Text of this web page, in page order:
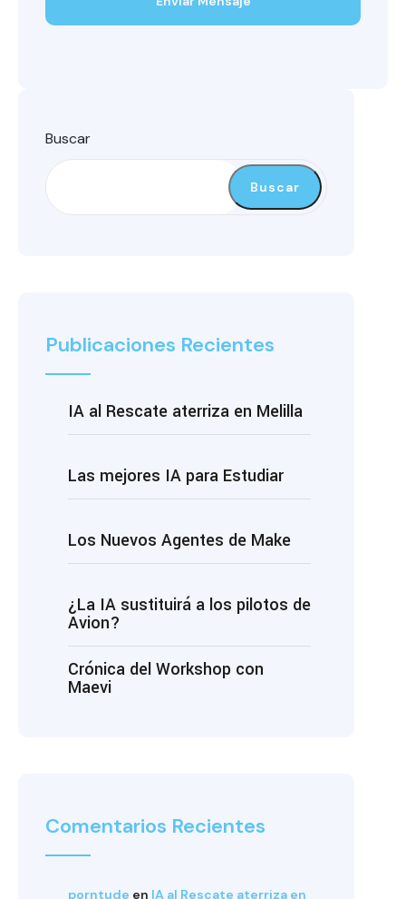
Buscar
Buscar
Publicaciones Recientes
IA al Rescate aterriza en Melilla
Las mejores IA para Estudiar
Los Nuevos Agentes de Make
¿La IA sustituirá a los pilotos de
Avion?
Crónica del Workshop con
Maevi
Comentarios Recientes
porntude en IA al Rescate aterriza en